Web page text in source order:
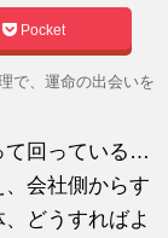
Pocket
で、運命の出会いを
て回っている…
会社側からす
どうすればよ